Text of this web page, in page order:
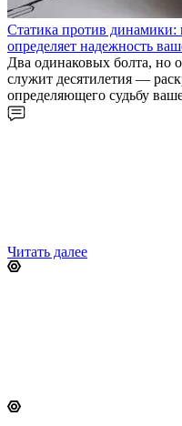
Статика против динамики:
определяет надежность
Два одинаковых болта, но
служит десятилетия —
определяющего судьбу
Читать далее